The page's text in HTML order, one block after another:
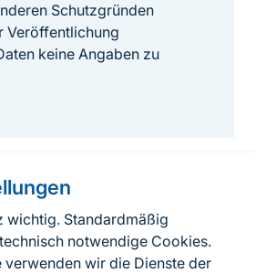
wichtig. Standardmäßig
notwendige Cookies.
verwenden wir die Dienste der
Schutzgründen
Veröffentlichung
keine Angaben zu
Seite
Kontakt zum BfN